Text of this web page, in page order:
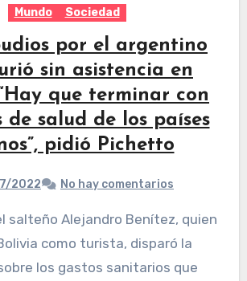
Mundo Sociedad
por el argentino
sin asistencia en
que terminar con
de salud de los países
pidió Pichetto
2022 No hay comentarios
como turista, disparó la
los gastos sanitarios que